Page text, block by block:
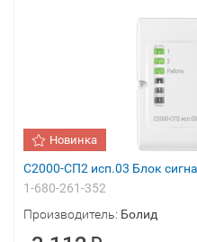
Новинка
С2000-СП2 исп.03 Блок
1-680-261-352
Производитель: Болид